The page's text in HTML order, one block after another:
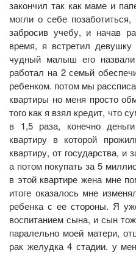
закончил так как маме и
могли о себе
забросив учебу, и начав
время, я встретил
чудный малыш его
работал на 2 семьй
ребенком. потом мы
квартиры но меня просто
того как я взял кредит, что
в 1,5 раза, конечно
квартиру в которой
квартиру, от государства, и
а потом покупать за 5
в этой квартире жена мне
итоге оказалось мне
ребенка с ее стороны. Я
воспитанием сына, и сын
паралельно моей матери,
рак желудка 4 стадии. у